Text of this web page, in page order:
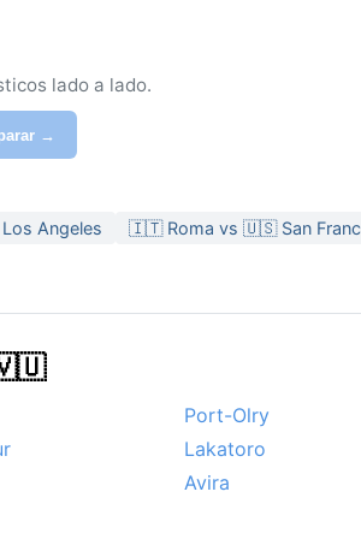
lado a lado.
→
Angeles
🇮🇹 Roma vs 🇺🇸 San
🇻🇺
Port-Olry
Lakatoro
Avira